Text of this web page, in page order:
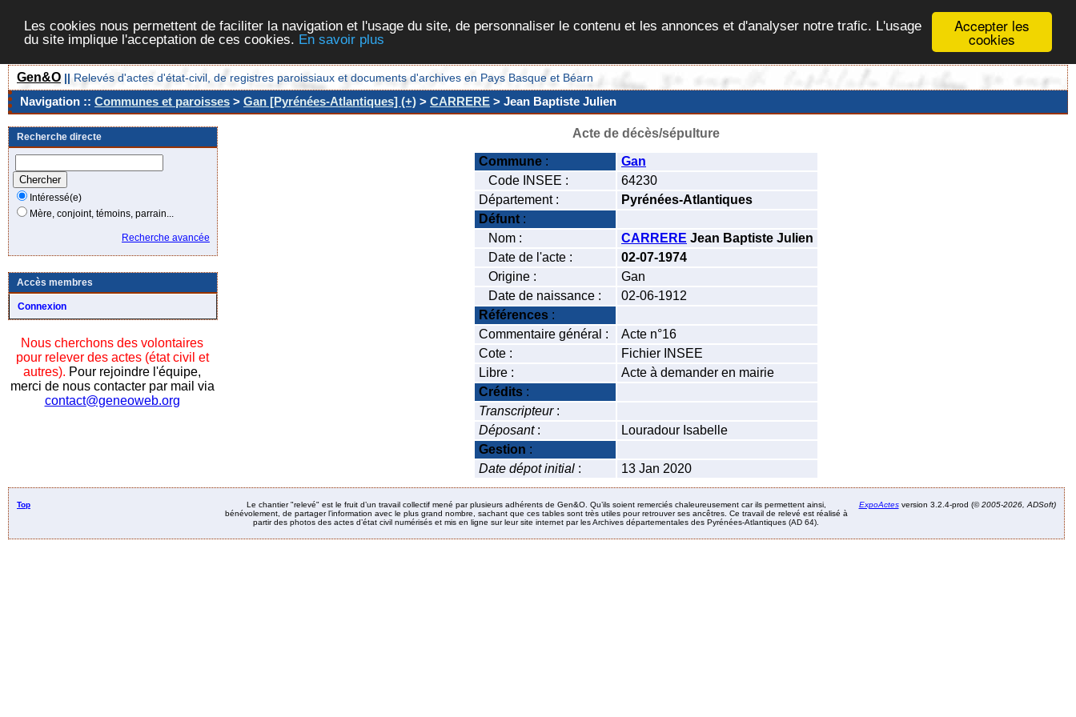
Accepter les
cookies
Les cookies nous permettent de faciliter la navigation et l'usage du site, de personnaliser le contenu et les annonces et d'analyser notre trafic. L'usage
du site implique l'acceptation de ces cookies. En savoir plus
Gen&O || Relevés d'actes d'état-civil, de registres paroissiaux et documents d'archives en Pays Basque et Béarn
Navigation :: Communes et paroisses > Gan [Pyrénées-Atlantiques] (+) > CARRERE > Jean Baptiste Julien
Recherche directe
Intéressé(e)
Mère, conjoint, témoins, parrain...
Recherche avancée
Accès membres
Connexion
Nous cherchons des volontaires
pour relever des actes (état civil et
autres). Pour rejoindre l'équipe,
merci de nous contacter par mail via
contact@geneoweb.org
Acte de décès/sépulture
Commune :
Gan
Code INSEE :
64230
Département :
Pyrénées-Atlantiques
Défunt :
Nom :
CARRERE Jean Baptiste Julien
Date de l'acte :
02-07-1974
Origine :
Gan
Date de naissance :
02-06-1912
Références :
Commentaire général :
Acte n°16
Cote :
Fichier INSEE
Libre :
Acte à demander en mairie
Crédits :
Transcripteur:
Déposant:
Louradour Isabelle
Gestion :
Date dépot initial : 13 Jan 2020
Top
Le chantier "relevé" est le fruit d’un travail collectif mené par plusieurs adhérents de Gen&O. Qu’ils soient remerciés chaleureusement car ils permettent ainsi,
bénévolement, de partager l’information avec le plus grand nombre, sachant que ces tables sont très utiles pour retrouver ses ancêtres. Ce travail de relevé est réalisé à
partir des photos des actes d’état civil numérisés et mis en ligne sur leur site internet par les Archives départementales des Pyrénées-Atlantiques (AD 64).
ExpoActesversion 3.2.4-prod (©2005-2026, ADSoft)